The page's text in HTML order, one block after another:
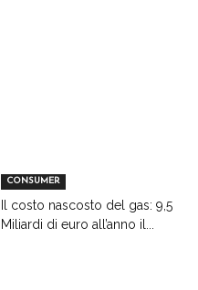
CONSUMER
Il costo nascosto del gas: 9,5
Miliardi di euro all’anno il...